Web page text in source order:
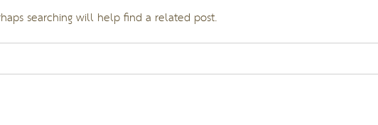
searching will help find a related post.